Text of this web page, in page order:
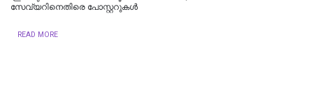
സേവ്യറിനെതിരെ പോസ്റ്ററുകള്‍
READ MORE